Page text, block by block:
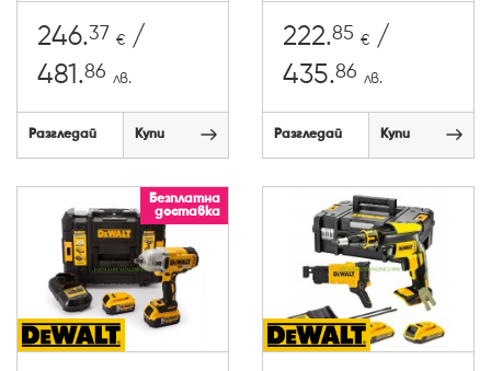
246.37 € /
481.86 лв.
Разгледай Купи
222.85 € /
435.86 лв.
Разгледай Купи
Безплатна
доставка